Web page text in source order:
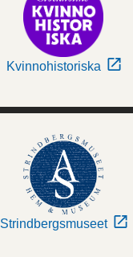
Kvinnohistoriska
Strindbergsmuseet